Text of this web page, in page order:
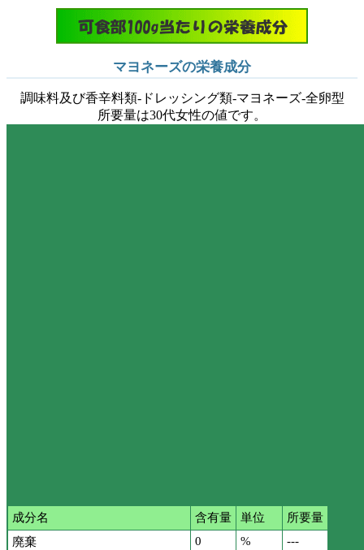
マヨネーズの栄養成分
調味料及び香辛料類-ドレッシング類-マヨネーズ-全卵型
所要量は30代女性の値です。
成分名 含有量 単位
所要量
廃棄
0 %
---